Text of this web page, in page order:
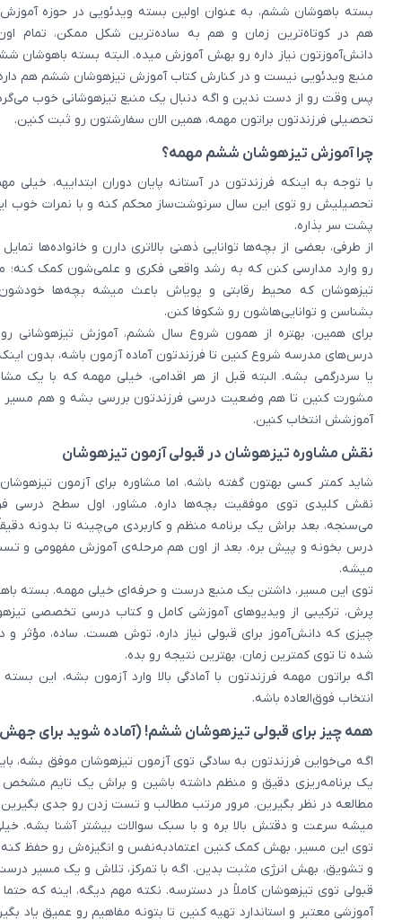
بسته باهوشان ششم، به عنوان اولین بسته ویدئویی در حوزه آموزش
هم در کوتاه‌ترین زمان و هم به ساده‌ترین شکل ممکن، تمام
دانش‌آموزتون نیاز داره رو بهش آموزش میده. البته بسته باهوشان
منبع ویدئویی نیست و در کنارش کتاب آموزش تیزهوشان ششم هم
پس وقت رو از دست ندین و اگه دنبال یک منبع تیزهوشانی خوب
تحصیلی فرزندتون براتون مهمه، همین الان سفارشتون رو ثبت کنین.
چرا آموزش تیزهوشان ششم مهمه؟
با توجه به اینکه فرزندتون در آستانه پایان دوران ابتداییه، خیلی
تحصیلیش رو توی این سال سرنوشت‌ساز محکم کنه و با نمرات خوب
پشت سر بذاره.
از طرفی، بعضی از بچه‌ها توانایی ذهنی بالاتری دارن و خانواده‌ها
رو وارد مدارسی کنن که به رشد واقعی فکری و علمی‌شون کمک کنه؛
تیزهوشان که محیط رقابتی و پویاش باعث میشه بچه‌ها
بشناسن و توانایی‌هاشون رو شکوفا کنن.
برای همین، بهتره از همون شروع سال ششم، آموزش تیزهوشانی
درس‌های مدرسه شروع کنین تا فرزندتون آماده آزمون باشه، بدون
یا سردرگمی بشه. البته قبل از هر اقدامی، خیلی مهمه که با یک
مشورت کنین تا هم وضعیت درسی فرزندتون بررسی بشه و هم مسیر
آموزشش انتخاب کنین.
نقش مشاوره تیزهوشان در قبولی آزمون تیزهوشان
شاید کمتر کسی بهتون گفته باشه، اما مشاوره برای آزمون
نقش کلیدی توی موفقیت بچه‌ها داره. مشاور، اول سطح درسی
می‌سنجه، بعد براش یک برنامه منظم و کاربردی می‌چینه تا بدونه
درس بخونه و پیش بره. بعد از اون هم مرحله‌ی آموزش مفهومی و
میشه.
توی این مسیر، داشتن یک منبع درست و حرفه‌ای خیلی مهمه. بسته
پرش، ترکیبی از ویدیوهای آموزشی کامل و کتاب درسی تخصصی
چیزی که دانش‌آموز برای قبولی نیاز داره، توش هست. ساده، مؤثر و
شده تا توی کمترین زمان، بهترین نتیجه رو بده.
اگه براتون مهمه فرزندتون با آمادگی بالا وارد آزمون بشه، این
انتخاب فوق‌العاده باشه.
همه چیز برای قبولی تیزهوشان ششم! (آماده شوید برای
اگه می‌خواین فرزندتون به سادگی توی آزمون تیزهوشان موفق بشه،
یک برنامه‌ریزی دقیق و منظم داشته باشین و براش یک تایم مشخص
مطالعه در نظر بگیرین. مرور مرتب مطالب و تست زدن رو جدی
میشه سرعت و دقتش بالا بره و با سبک سوالات بیشتر آشنا بشه.
توی این مسیر، بهش کمک کنین اعتمادبه‌نفس و انگیزه‌ش رو حفظ کنه
و تشویق، بهش انرژی مثبت بدین. اگه با تمرکز، تلاش و یک مسیر
قبولی توی تیزهوشان کاملاً در دسترسه. نکته مهم دیگه، اینه که حتما
آموزشی معتبر و استاندارد تهیه کنین تا بتونه مفاهیم رو عمیق یاد